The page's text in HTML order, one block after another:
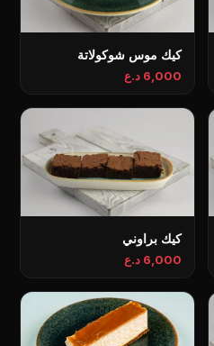
كيك موس شوكولاتة
6,000 د.ع
كيك براوني
6,000 د.ع